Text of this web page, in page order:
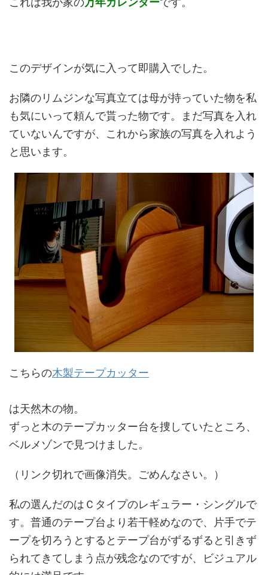
このデザインが気に入って即購入でした。
お隣のリムジンな写真立ては母が持っていた物を私
も気にいって頼んで貰った物です。まだ写真を入れ
ていないんですが、これから家族の写真を入れよう
と思います。
こちらの木製テープカッター
は天然木の物。
ずっと木のテープカッター台を捜していたところ、
ベルメゾンで見つけました。
（リンク切れで画像消失。ごめんなさい。）
私の選んだのはＣタイプのレギュラー・シングルで
す。普通のテープ台より若干軽めなので、片手でテ
ープを切ろうとするとテープ台がずるずると引きず
られてきてしまう点が残念なのですが、ビジュアル